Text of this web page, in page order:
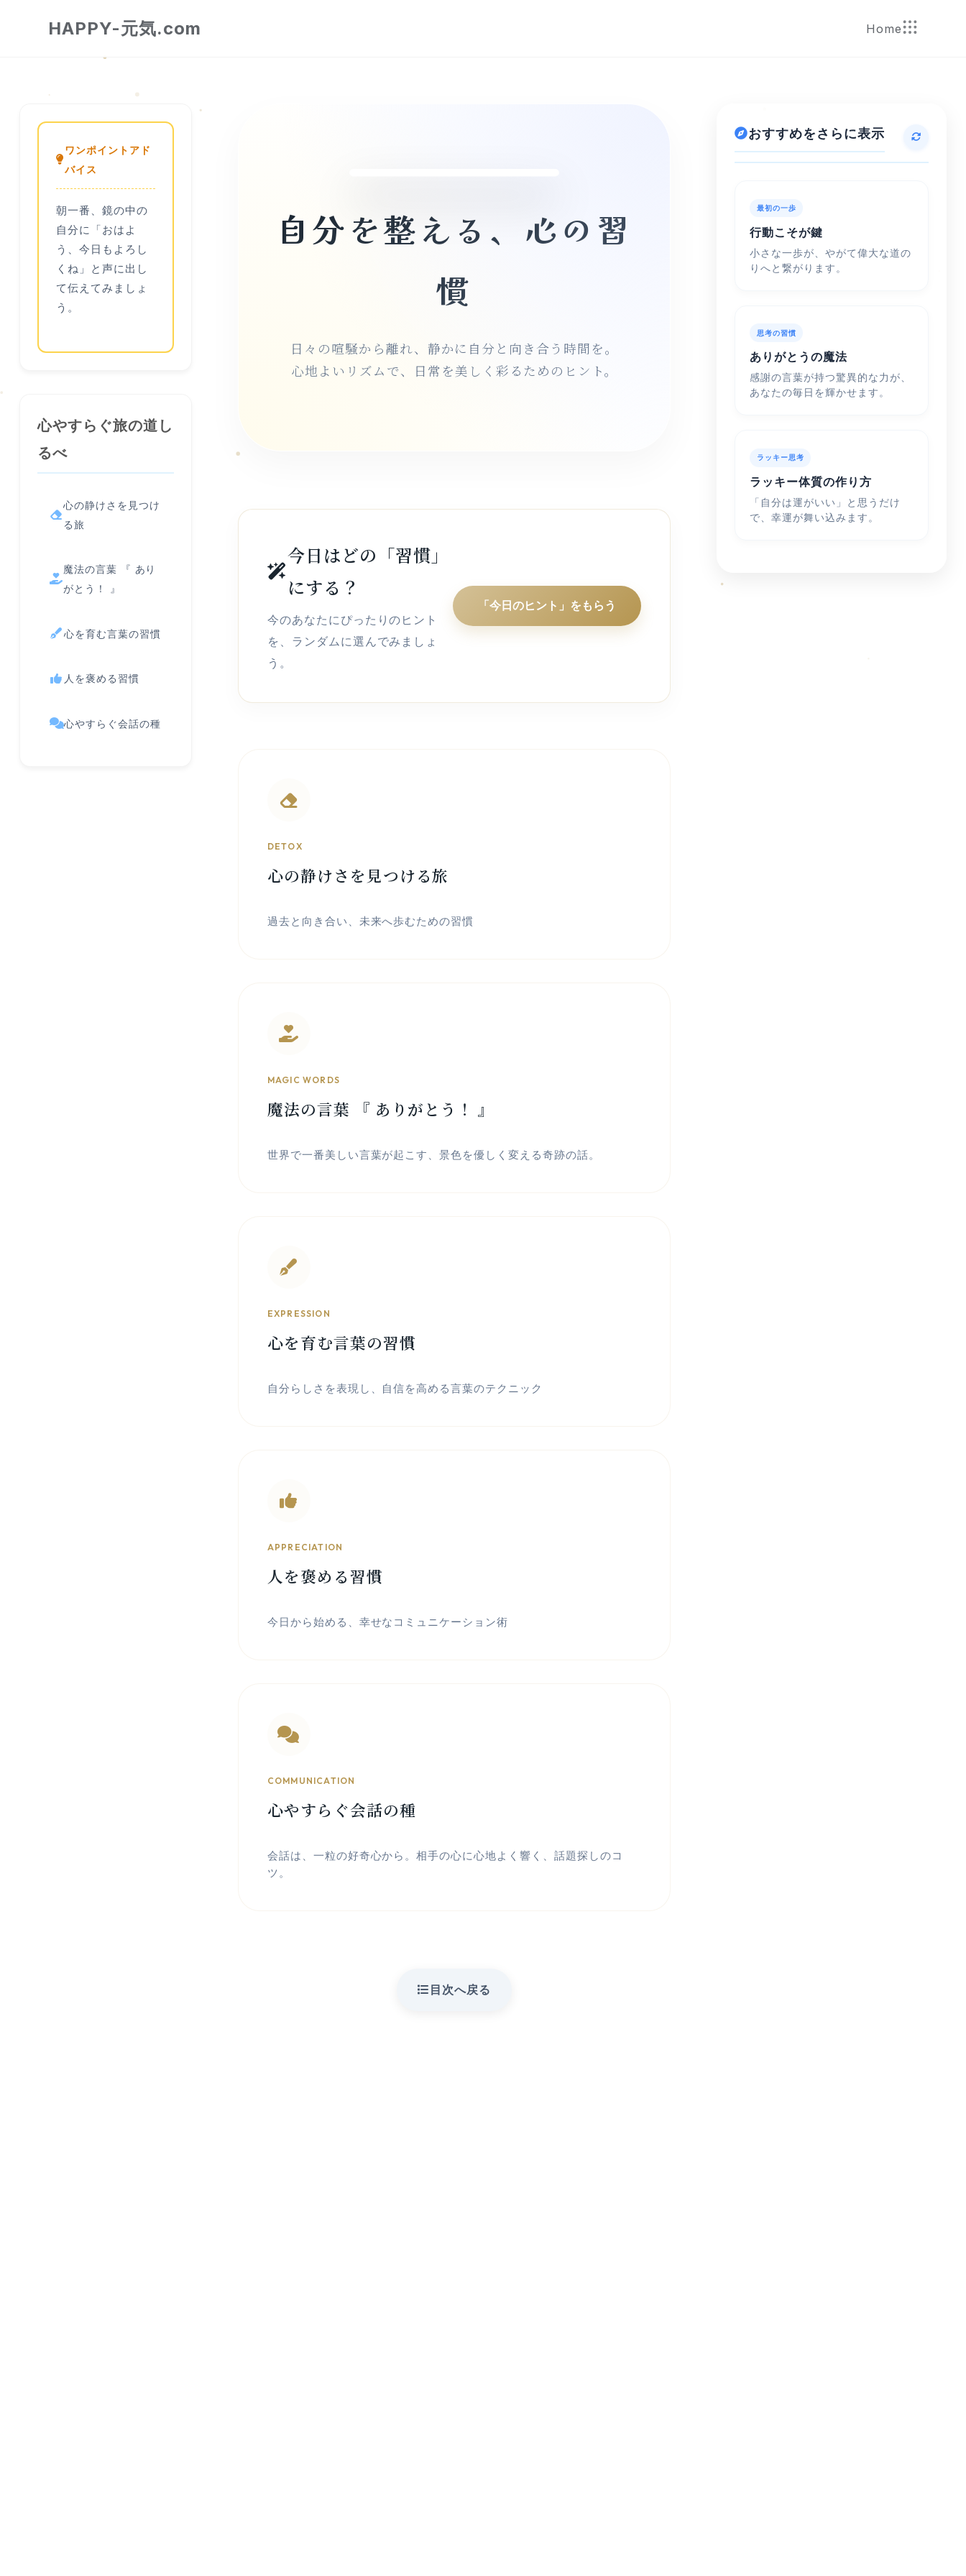
HAPPY-元気.com Home
自分を整える、心の習
慣
日々の喧騒から離れ、静かに自分と向き合う時間を。
心地よいリズムで、日常を美しく彩るためのヒント。
今日はどの「習慣」
にする？
今のあなたにぴったりのヒント
を、ランダムに選んでみましょ
う。
「今日のヒント」をもらう
DETOX
心の静けさを見つける旅
過去と向き合い、未来へ歩むための習慣
MAGIC WORDS
魔法の言葉 『 ありがとう！ 』
世界で一番美しい言葉が起こす、景色を優しく変える奇跡の話。
EXPRESSION
心を育む言葉の習慣
自分らしさを表現し、自信を高める言葉のテクニック
APPRECIATION
人を褒める習慣
今日から始める、幸せなコミュニケーション術
COMMUNICATION
心やすらぐ会話の種
会話は、一粒の好奇心から。相手の心に心地よく響く、話題探しのコ
ツ。
目次へ戻る
ワンポイントアド
バイス
朝一番、鏡の中の
自分に「おはよ
う、今日もよろし
くね」と声に出し
て伝えてみましょ
う。
心やすらぐ旅の道し
るべ
心の静けさを見つけ
る旅
魔法の言葉 『 あり
がとう！ 』
心を育む言葉の習慣
人を褒める習慣
心やすらぐ会話の種
おすすめをさらに表示
最初の一歩
行動こそが鍵
小さな一歩が、やがて偉大な道の
りへと繋がります。
思考の習慣
ありがとうの魔法
感謝の言葉が持つ驚異的な力が、
あなたの毎日を輝かせます。
ラッキー思考
ラッキー体質の作り方
「自分は運がいい」と思うだけ
で、幸運が舞い込みます。